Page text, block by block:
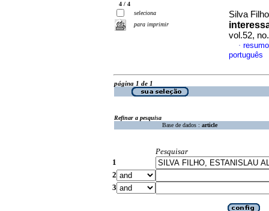
4 / 4
seleciona
para imprimir
Silva
vol.52,
·
português
página 1 de 1
Refinar a pesquisa
Base de dados : article
Pesquisar
1
2
3